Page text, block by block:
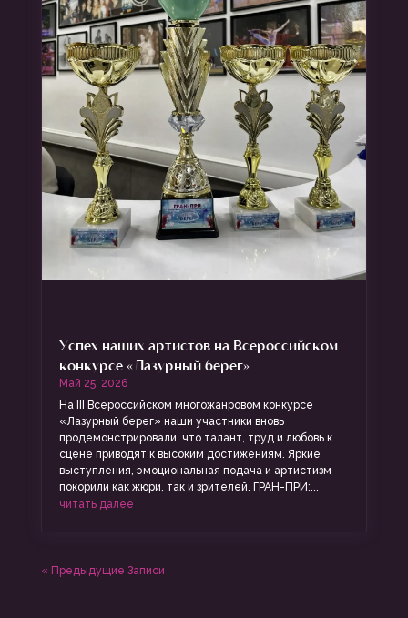
Успех наших артистов на Всероссийском
конкурсе «Лазурный берег»
Май 25, 2026
На III Всероссийском многожанровом конкурсе
«Лазурный берег» наши участники вновь
продемонстрировали, что талант, труд и любовь к
сцене приводят к высоким достижениям. Яркие
выступления, эмоциональная подача и артистизм
покорили как жюри, так и зрителей. ГРАН-ПРИ:...
читать далее
« Предыдущие Записи